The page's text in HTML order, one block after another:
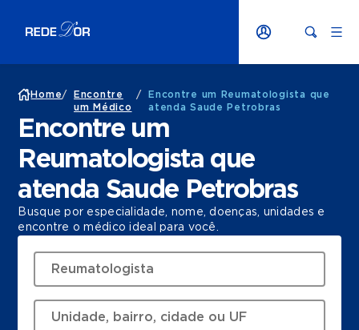
Home/
Encontre
um Médico
/
Encontre um Reumatologista que
atenda Saude Petrobras
Encontre um
Reumatologista que
atenda Saude Petrobras
Busque por especialidade, nome, doenças, unidades e
encontre o médico ideal para você.